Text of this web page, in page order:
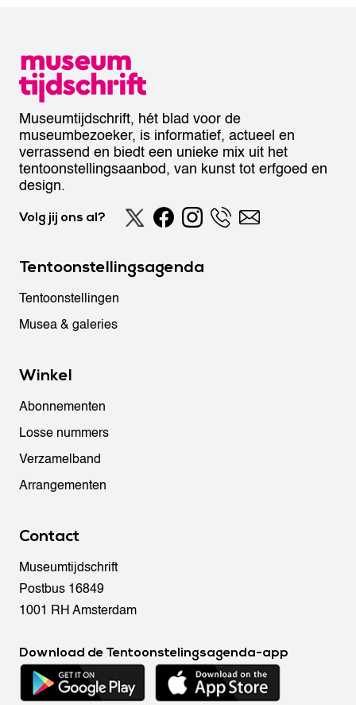
Museumtijdschrift, hét blad voor de
museumbezoeker, is informatief, actueel en
verrassend en biedt een unieke mix uit het
tentoonstellingsaanbod, van kunst tot erfgoed en
design.
Volg jij ons al?
Tentoonstellingsagenda
Tentoonstellingen
Musea & galeries
Winkel
Abonnementen
Losse nummers
Verzamelband
Arrangementen
Contact
Museumtijdschrift
Postbus 16849
1001 RH Amsterdam
Download de Tentoonstelingsagenda-app